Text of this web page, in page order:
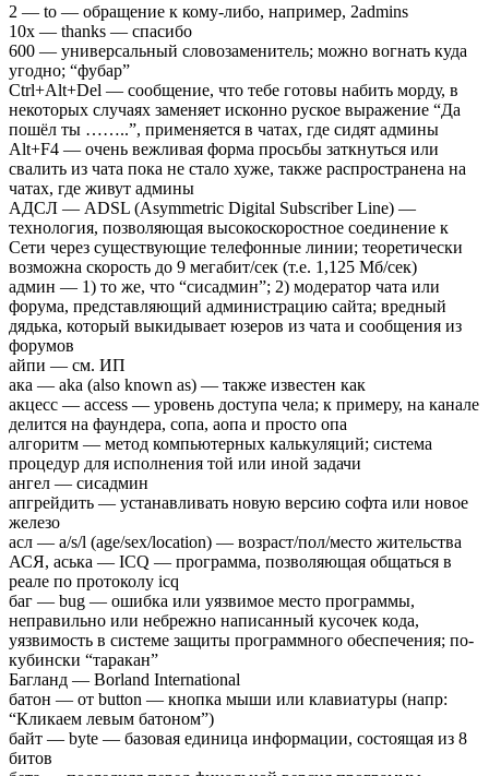
2 — to — обращение к кому-либо, например, 2admins
10х — thanks — спасибо
600 — универсальный словозаменитель; можно вогнать куда
угодно; “фубар”
Ctrl+Alt+Del — сообщение, что тебе готовы набить морду, в
некоторых случаях заменяет исконно руское выражение “Да
пошёл ты ……..”, применяется в чатах, где сидят админы
Alt+F4 — очень вежливая форма просьбы заткнуться или
свалить из чата пока не стало хуже, также распространена на
чатах, где живут админы
АДСЛ — ADSL (Asymmetric Digital Subscriber Line) —
технология, позволяющая высокоскоростное соединение к
Сети через существующие телефонные линии; теоретически
возможна скорость до 9 мегабит/сек (т.е. 1,125 Мб/сек)
админ — 1) то же, что “сисадмин”; 2) модератор чата или
форума, представляющий администрацию сайта; вредный
дядька, который выкидывает юзеров из чата и сообщения из
форумов
айпи — см. ИП
ака — aka (also known as) — также известен как
акцесс — access — уровень доступа чела; к примеру, на канале
делится на фаундера, сопа, аопа и просто опа
алгоритм — метод компьютерных калькуляций; система
процедур для исполнения той или иной задачи
ангел — сисадмин
апгрейдить — устанавливать новую версию софта или новое
железо
асл — a/s/l (age/sex/location) — возраст/пол/место жительства
АСЯ, аська — ICQ — программа, позволяющая общаться в
реале по протоколу icq
баг — bug — ошибка или уязвимое место программы,
неправильно или небрежно написанный кусочек кода,
уязвимость в системе защиты программного обеспечения; по-
кубински “таракан”
Багланд — Borland International
батон — от button — кнопка мыши или клавиатуры (напр:
“Кликаем левым батоном”)
байт — byte — базовая единица информации, состоящая из 8
битов